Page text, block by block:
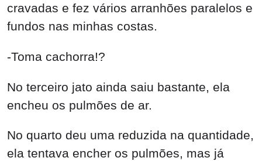
-Toma cachorra!?
No terceiro jato ainda saiu bastante, ela
encheu os pulmões de ar.
No quarto deu uma reduzida na quantidade,
ela tentava encher os pulmões, mas já